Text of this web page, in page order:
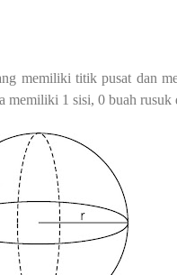
memiliki titik pusat dan
memiliki 1 sisi, 0 buah rusuk